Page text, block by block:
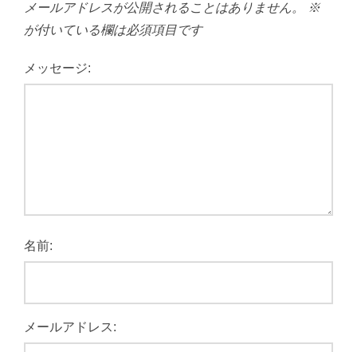
メールアドレスが公開されることはありません。
※
が付いている欄は必須項目です
メッセージ:
名前:
メールアドレス: